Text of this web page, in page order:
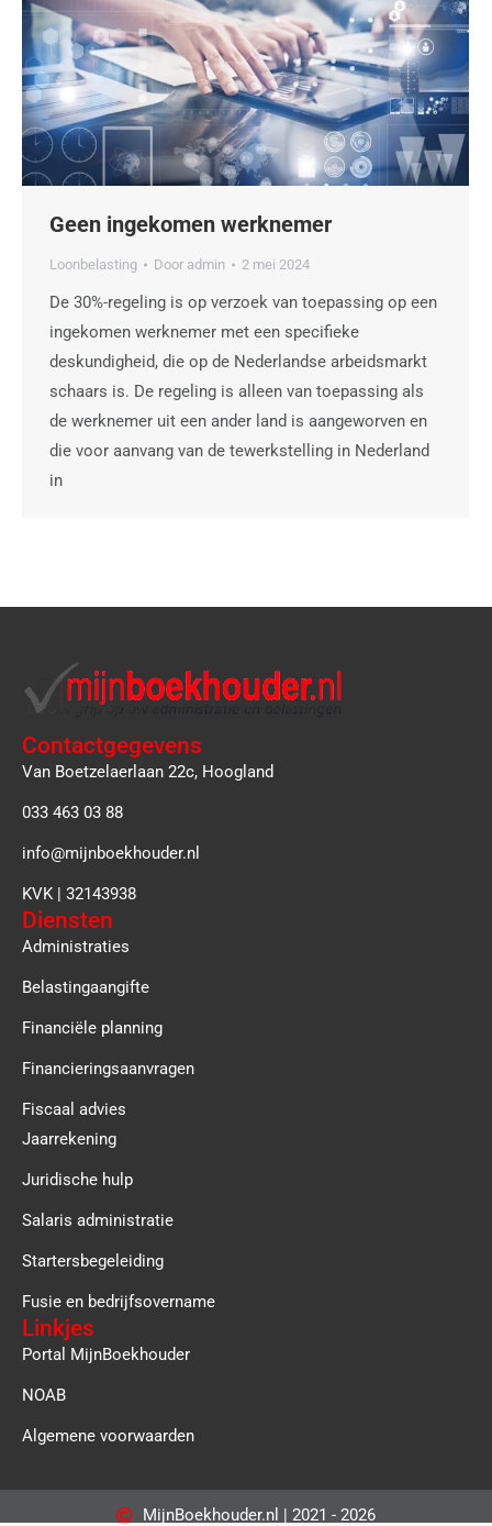
Geen ingekomen werknemer
Loonbelasting Door admin 2 mei 2024
De 30%-regeling is op verzoek van toepassing op een
ingekomen werknemer met een specifieke
deskundigheid, die op de Nederlandse arbeidsmarkt
schaars is. De regeling is alleen van toepassing als
de werknemer uit een ander land is aangeworven en
die voor aanvang van de tewerkstelling in Nederland
in
Contactgegevens
Van Boetzelaerlaan 22c, Hoogland
033 463 03 88
info@mijnboekhouder.nl
KVK | 32143938
Diensten
Administraties
Belastingaangifte
Financiële planning
Financieringsaanvragen
Fiscaal advies
Jaarrekening
Juridische hulp
Salaris administratie
Startersbegeleiding
Fusie en bedrijfsovername
Linkjes
Portal MijnBoekhouder
NOAB
Algemene voorwaarden
MijnBoekhouder.nl | 2021 - 2026